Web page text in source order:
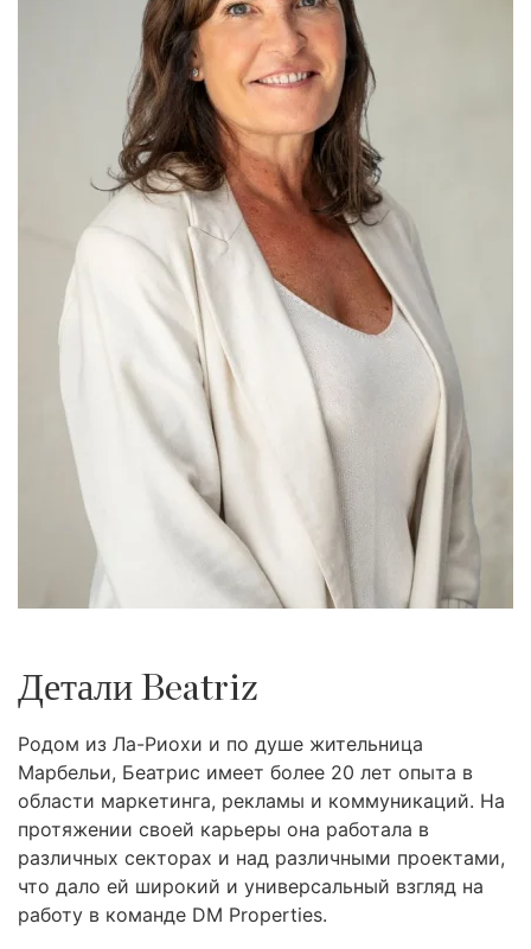
Детали Beatriz
Родом из Ла-Риохи и по душе жительница
Марбельи, Беатрис имеет более 20 лет опыта в
области маркетинга, рекламы и коммуникаций. На
протяжении своей карьеры она работала в
различных секторах и над различными проектами,
что дало ей широкий и универсальный взгляд на
работу в команде DM Properties.